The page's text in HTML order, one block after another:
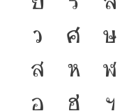
ว
ศ
ษ
ส
ห
ฬ
อ
ฮ
ฯ